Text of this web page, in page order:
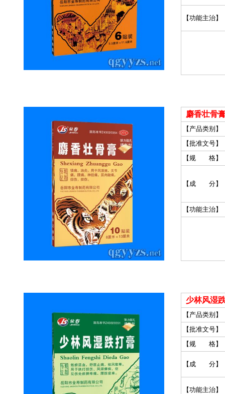
【功能主治】
麝香壮骨
【产品类别】
【批准文号】
【规 格】
【成 分】
【功能主治】
少林风湿
【产品类别】
【批准文号】
【规 格】
【成 分】
【功能主治】